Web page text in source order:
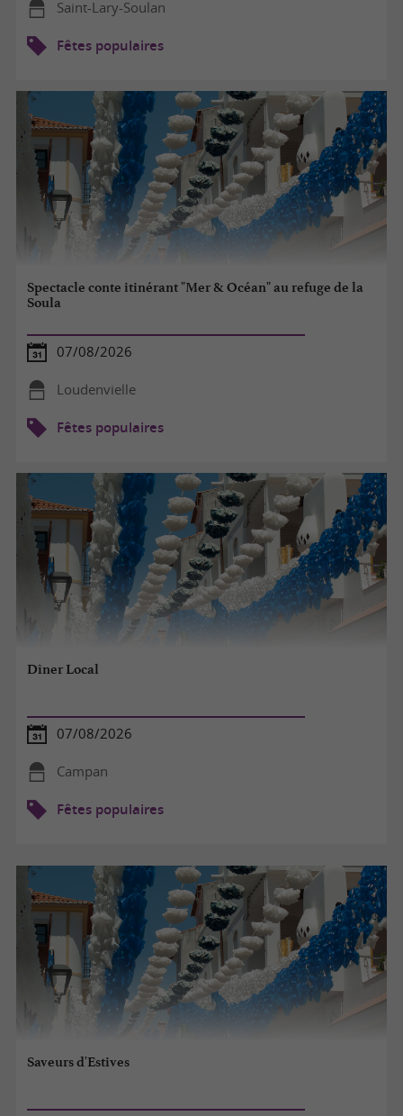
Saint-Lary-Soulan
Fêtes populaires
Spectacle conte itinérant "Mer & Océan" au refuge de la
Soula
07/08/2026
Loudenvielle
Fêtes populaires
Dîner Local
07/08/2026
Campan
Fêtes populaires
Saveurs d'Estives